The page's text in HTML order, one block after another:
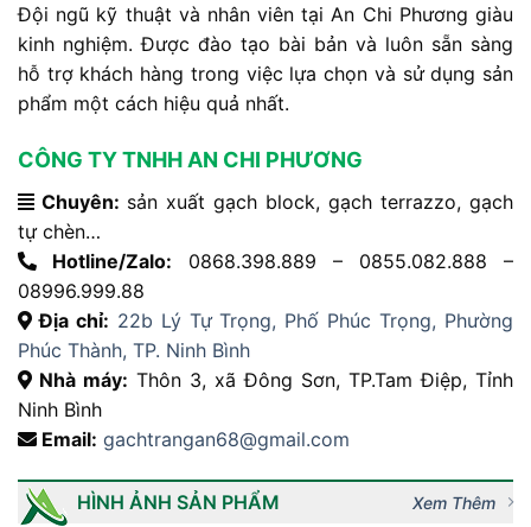
Đội ngũ kỹ thuật và nhân viên tại An Chi Phương giàu
kinh nghiệm. Được đào tạo bài bản và luôn sẵn sàng
hỗ trợ khách hàng trong việc lựa chọn và sử dụng sản
phẩm một cách hiệu quả nhất.
CÔNG TY TNHH AN CHI PHƯƠNG
Chuyên: sản xuất gạch block, gạch terrazzo, gạch
tự chèn…
Hotline/Zalo: 0868.398.889 – 0855.082.888 –
08996.999.88
Địa chỉ: 22b Lý Tự Trọng, Phố Phúc Trọng, Phường
Phúc Thành, TP. Ninh Bình
Nhà máy: Thôn 3, xã Đông Sơn, TP.Tam Điệp, Tỉnh
Ninh Bình
Email: gachtrangan68@gmail.com
HÌNH ẢNH SẢN PHẨM Xem Thêm